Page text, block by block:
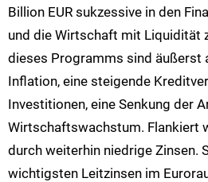
Billion EUR sukzessive in den
und die Wirtschaft mit Liquidität
dieses Programms sind äußerst
Inflation, eine steigende
Investitionen, eine Senkung der
Wirtschaftswachstum. Flankiert
durch weiterhin niedrige Zinsen.
wichtigsten Leitzinsen im